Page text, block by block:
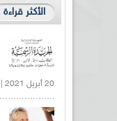
الأكثر قراءة
20 أبريل 2021 |